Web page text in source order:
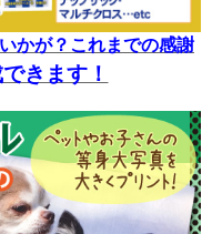
かが？これまでの感謝
きます！